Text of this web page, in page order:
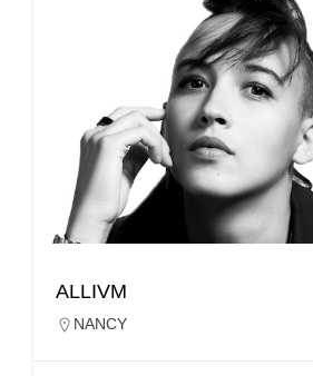
ALLIVM
NANCY